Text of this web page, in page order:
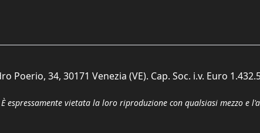
34, 30171 Venezia (VE). Cap. Soc. i.v. Euro
vietata la loro riproduzione con qualsiasi mezzo e